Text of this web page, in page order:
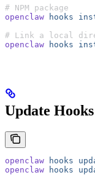
# NPM package
openclaw hooks
# Link a local
openclaw hooks
Update Hooks
openclaw hooks
openclaw hooks